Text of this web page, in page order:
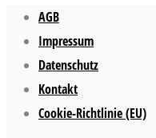
AGB
Impressum
Datenschutz
Kontakt
Cookie-Richtlinie (EU)